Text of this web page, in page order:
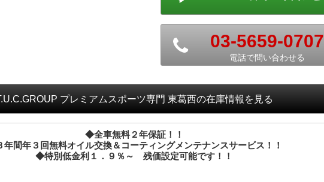
03-5659-0707
電話で問い合わせる
プレミアムスポーツ専門 東葛西の在庫情報を見る
◆全車無料２年保証！！
間年３回無料オイル交換＆コーティングメンテナンスサービス！！
◆特別低金利１．９％～ 残価設定可能です！！